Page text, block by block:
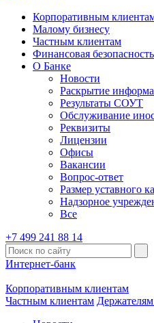
Корпоративным
Малому бизнесу
Частным клиентам
Финансовая безопасность
О Банке
Новости
Раскрытие
Результаты СОУТ
Обслуживание
Реквизиты
Лицензии
Офисы
Вакансии
Вопрос-ответ
Размер уставного
Надзорное
Все
+7 499 241 88 14
Интернет-банк
Корпоративным клиентам
Частным клиентам